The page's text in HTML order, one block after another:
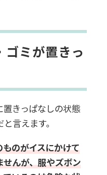
展する
対処法
ための清掃業
ミが置きっ
きっぱなしの状態
言えます。
のがイスにかけて
んが、服やズボン